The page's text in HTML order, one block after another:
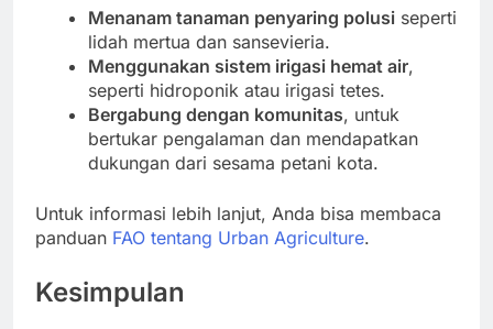
Menanam tanaman penyaring polusi seperti
lidah mertua dan sansevieria.
Menggunakan sistem irigasi hemat air,
seperti hidroponik atau irigasi tetes.
Bergabung dengan komunitas, untuk
bertukar pengalaman dan mendapatkan
dukungan dari sesama petani kota.
Untuk informasi lebih lanjut, Anda bisa membaca
panduan FAO tentang Urban Agriculture.
Kesimpulan